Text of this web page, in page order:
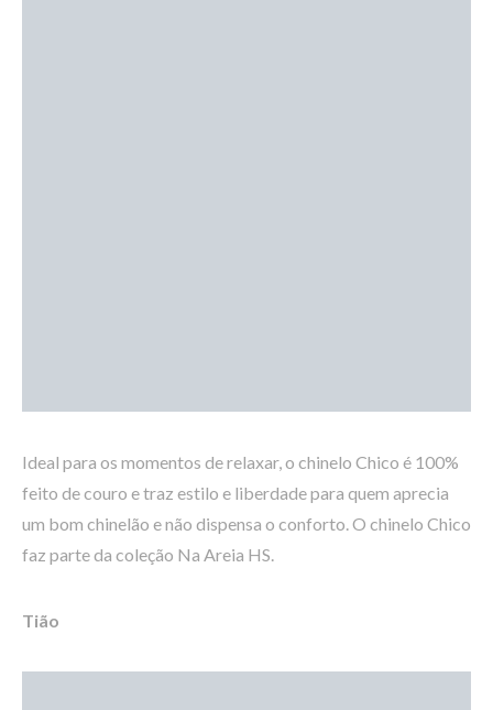
Ideal para os momentos de relaxar, o chinelo Chico é 100%
feito de couro e traz estilo e liberdade para quem aprecia
um bom chinelão e não dispensa o conforto. O chinelo Chico
faz parte da coleção Na Areia HS.
Tião